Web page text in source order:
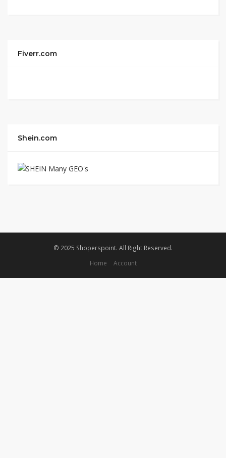
Fiverr.com
Shein.com
© 2025 Shoperspoint. All Right Reserved.
Home
Account